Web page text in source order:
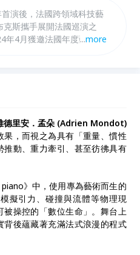
演後，法國跨領域科技藝
斯攜手展開法國巡演之
年4月獲邀法國年度藝術盛
表演交織在舞台上，開創
藝術方法。
...more
德里安．孟朵 (Adrien Mondot)
果，而視之為具有「重量、慣性
動、重力牽引、甚至彷彿具有
》中，使用專為藝術而生的
模擬引力、碰撞與流體等物理現
操控的「數位生命」。舞台上
後蘊藏著充滿法式浪漫的程式